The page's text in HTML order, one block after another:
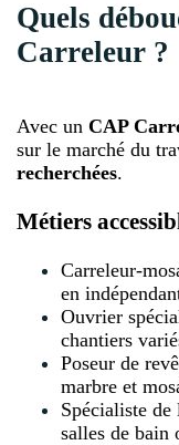
Quels
Carreleur ?
Avec un CAP
sur le marché du
recherchées.
Métiers
Carreleur-
en
Ouvrier
chantiers
Poseur de
marbre et
Spécialiste de
salles de bain